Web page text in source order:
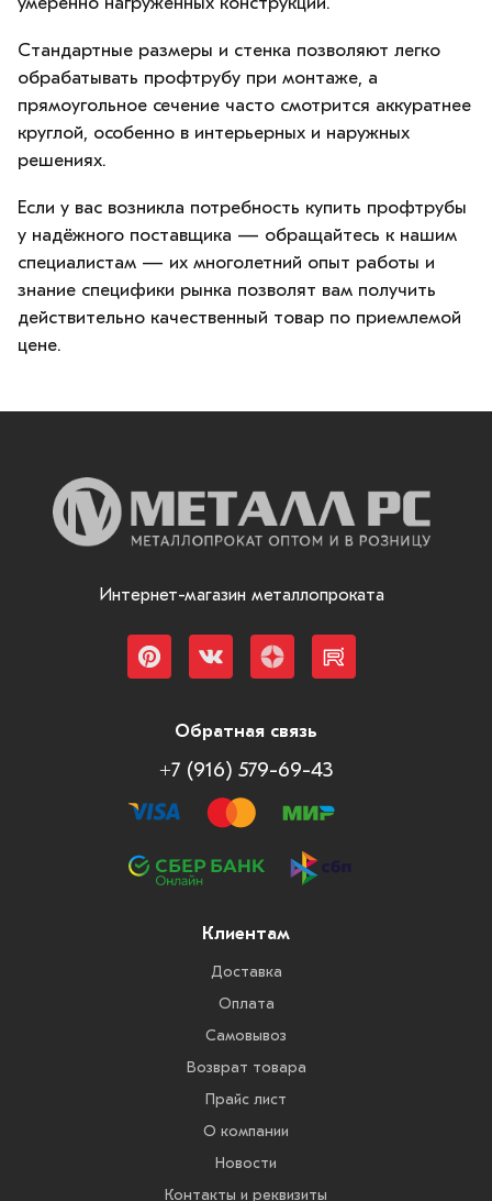
Стандартные размеры и стенка позволяют легко
обрабатывать профтрубу при монтаже, а
прямоугольное сечение часто смотрится аккуратнее
круглой, особенно в интерьерных и наружных
решениях.
Если у вас возникла потребность купить профтрубы
у надёжного поставщика — обращайтесь к нашим
специалистам — их многолетний опыт работы и
знание специфики рынка позволят вам получить
действительно качественный товар по приемлемой
цене.
Интернет-магазин металлопроката
Обратная связь
+7 (916) 579-69-43
Клиентам
Доставка
Оплата
Самовывоз
Возврат товара
Прайс лист
О компании
Новости
Контакты и реквизиты